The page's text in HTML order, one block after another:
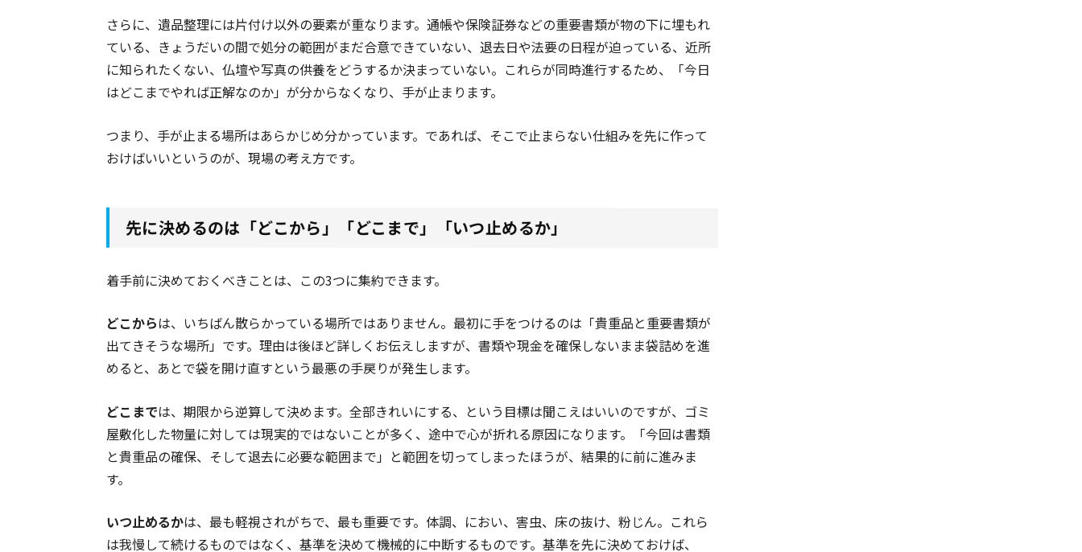
さらに、遺品整理には片付け以外の要素が重なります。通帳や保険証券などの重要書類が物の下に埋もれ
ている、きょうだいの間で処分の範囲がまだ合意できていない、退去日や法要の日程が迫っている、近所
に知られたくない、仏壇や写真の供養をどうするか決まっていない。これらが同時進行するため、「今日
はどこまでやれば正解なのか」が分からなくなり、手が止まります。
つまり、手が止まる場所はあらかじめ分かっています。であれば、そこで止まらない仕組みを先に作って
おけばいいというのが、現場の考え方です。
先に決めるのは「どこから」「どこまで」「いつ止めるか」
着手前に決めておくべきことは、この3つに集約できます。
どこからは、いちばん散らかっている場所ではありません。最初に手をつけるのは「貴重品と重要書類が
出てきそうな場所」です。理由は後ほど詳しくお伝えしますが、書類や現金を確保しないまま袋詰めを進
めると、あとで袋を開け直すという最悪の手戻りが発生します。
どこまでは、期限から逆算して決めます。全部きれいにする、という目標は聞こえはいいのですが、ゴミ
屋敷化した物量に対しては現実的ではないことが多く、途中で心が折れる原因になります。「今回は書類
と貴重品の確保、そして退去に必要な範囲まで」と範囲を切ってしまったほうが、結果的に前に進みま
す。
いつ止めるかは、最も軽視されがちで、最も重要です。体調、におい、害虫、床の抜け、粉じん。これら
は我慢して続けるものではなく、基準を決めて機械的に中断するものです。基準を先に決めておけば、